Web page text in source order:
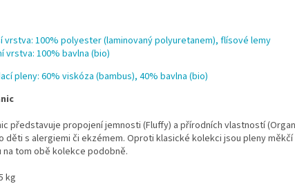
vrstva: 100% polyester (laminovaný polyuretanem), flísové lemy
vrstva: 100% bavlna (bio)
pleny: 60% viskóza (bambus), 40% bavlna (bio)
představuje propojení jemnosti (Fluffy) a přírodních vlastností
děti s alergiemi či ekzémem. Oproti klasické kolekci jsou pleny
na tom obě kolekce podobně.
kg